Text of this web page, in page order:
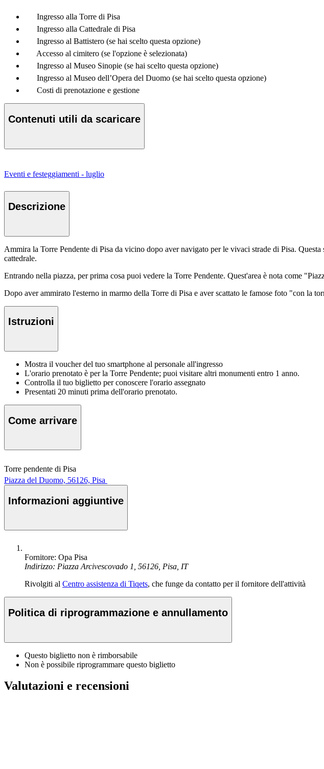
Ingresso alla Torre di Pisa
Ingresso alla Cattedrale di Pisa
Ingresso al Battistero (se hai scelto questa opzione)
Accesso al cimitero (se l'opzione è selezionata)
Ingresso al Museo Sinopie (se hai scelto questa opzione)
Ingresso al Museo dell’Opera del Duomo (se hai scelto questa opzione)
Costi di prenotazione e gestione
Contenuti utili da scaricare
Eventi e festeggiamenti - luglio
Descrizione
Ammira la Torre Pendente di Pisa da vicino dopo aver navigato per le vivaci strade di Pisa.
cattedrale.
Entrando nella piazza, per prima cosa puoi vedere la Torre Pendente. Quest'area è nota come
Dopo aver ammirato l'esterno in marmo della Torre di Pisa e aver scattato le famose foto "con la
Istruzioni
Mostra il voucher del tuo smartphone al personale all'ingresso
L'orario prenotato è per la Torre Pendente; puoi visitare altri monumenti entro 1 anno.
Controlla il tuo biglietto per conoscere l'orario assegnato
Presentati 20 minuti prima dell'orario prenotato.
Come arrivare
Torre pendente di Pisa
Piazza del Duomo, 56126, Pisa
Informazioni aggiuntive
Fornitore: Opa Pisa
Indirizzo: Piazza Arcivescovado 1, 56126, Pisa, IT
Rivolgiti al Centro assistenza di Tiqets, che funge da contatto per il fornitore dell'attività
Politica di riprogrammazione e annullamento
Questo biglietto non è rimborsabile
Non è possibile riprogrammare questo biglietto
Valutazioni e recensioni